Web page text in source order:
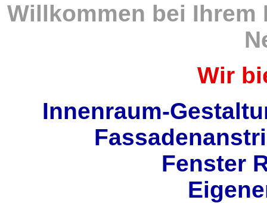
Willkommen bei Ihrem
Wir
Innenraum-
Fenster